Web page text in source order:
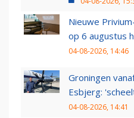
Nieuwe
op 6 augustus
04-08-2026, 14:46
Groningen
Esbjerg:
04-08-2026, 14:41